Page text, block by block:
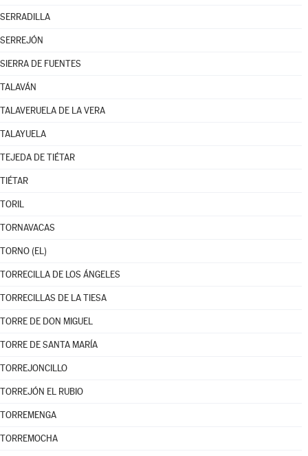
SERRADILLA
SERREJÓN
SIERRA DE FUENTES
TALAVÁN
TALAVERUELA DE LA VERA
TALAYUELA
TEJEDA DE TIÉTAR
TIÉTAR
TORIL
TORNAVACAS
TORNO (EL)
TORRECILLA DE LOS ÁNGELES
TORRECILLAS DE LA TIESA
TORRE DE DON MIGUEL
TORRE DE SANTA MARÍA
TORREJONCILLO
TORREJÓN EL RUBIO
TORREMENGA
TORREMOCHA